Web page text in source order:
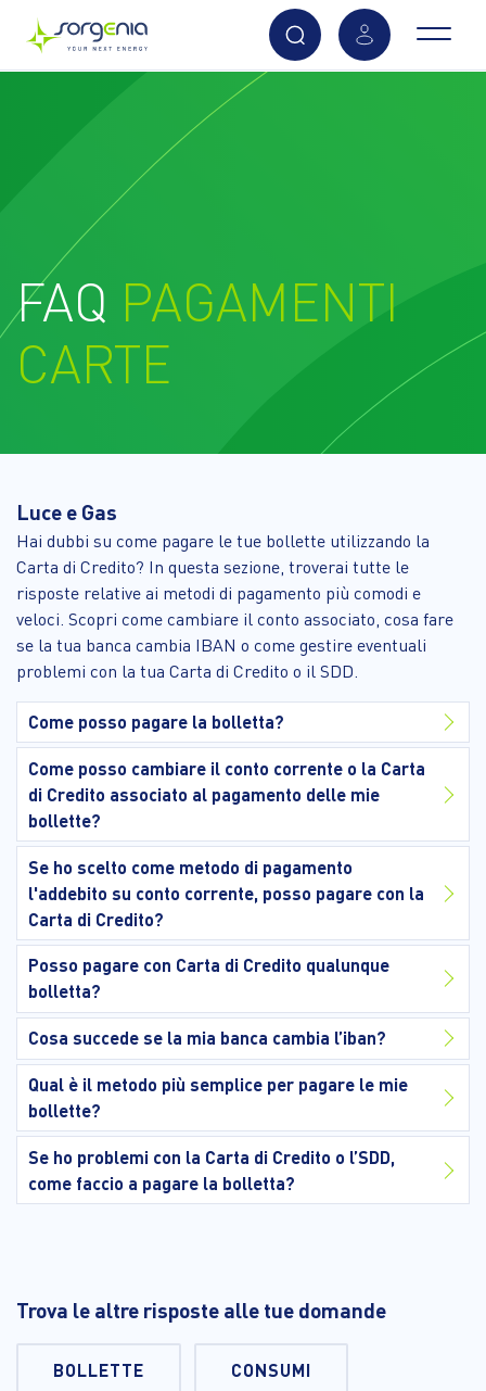
FAQ PAGAMENTI
CARTE
Luce e Gas
Hai dubbi su come pagare le tue bollette utilizzando la
Carta di Credito? In questa sezione, troverai tutte le
risposte relative ai metodi di pagamento più comodi e
veloci. Scopri come cambiare il conto associato, cosa fare
se la tua banca cambia IBAN o come gestire eventuali
problemi con la tua Carta di Credito o il SDD.
Come posso pagare la bolletta?
Come posso cambiare il conto corrente o la Carta
di Credito associato al pagamento delle mie
bollette?
Se ho scelto come metodo di pagamento
l'addebito su conto corrente, posso pagare con la
Carta di Credito?
Posso pagare con Carta di Credito qualunque
bolletta?
Cosa succede se la mia banca cambia l’iban?
Qual è il metodo più semplice per pagare le mie
bollette?
Se ho problemi con la Carta di Credito o l’SDD,
come faccio a pagare la bolletta?
Trova le altre risposte alle tue domande
BOLLETTE CONSUMI